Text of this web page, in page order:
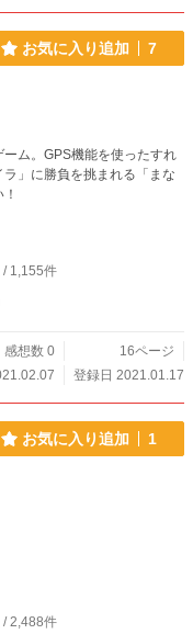
お気に入り追加 7
ム。GPS機能を使ったすれ
」に勝負を挑まれる「まな
/ 1,155件
感想数 0
16ページ
登録日 2021.01.17
お気に入り追加 1
/ 2,488件